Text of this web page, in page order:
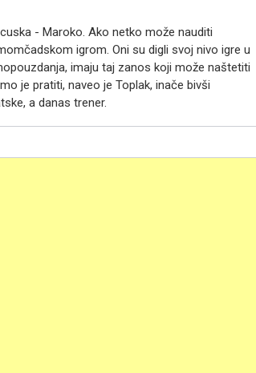
- Maroko. Ako netko može nauditi
igrom. Oni su digli svoj nivo igre u
imaju taj zanos koji može naštetiti
je pratiti, naveo je Toplak, inače bivši
a danas trener.